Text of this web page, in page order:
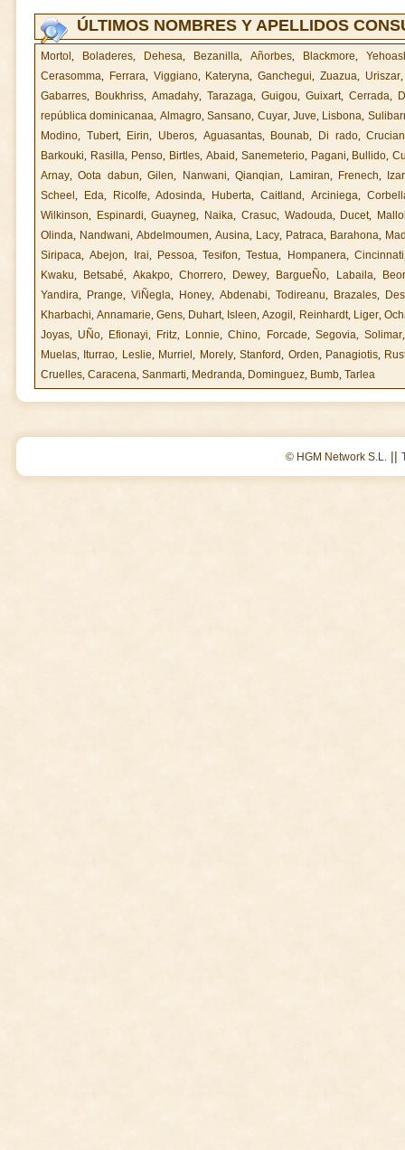
ÚLTIMOS NOMBRES Y APELLIDOS
Mortol , Boladeres, Dehesa, Bezanilla, Añorbes, Blackmore,
Cerasomma, Ferrara, Viggiano, Kateryna,Ganchegui,Zuazua, Uriszar
Gabarres, Boukhriss, Amadahy, Tarazaga, Guigou, Guixart, Cerrada,
república dominicanaa, Almagro,Sansano, Cuyar, Juve, Lisbona,
Modino, Tubert, Eirin, Uberos, Aguasantas, Bounab, Di rado,
Barkouki, Rasilla, Penso, Birtles, Abaid, Sanemeterio, Pagani, Bullido,
Arnay,Oota dabun,Gilen, Nanwani,Qianqian, Lamiran, Frenech,
Scheel , Eda, Ricolfe,Adosinda, Huberta,Caitland, Arciniega,
Wilkinson, Espinardi,Guayneg, Naika, Crasuc, Wadouda, Ducet,
Olinda, Nandwani, Abdelmoumen, Ausina, Lacy, Patraca, Barahona,
Siripaca,Abejon, Irai, Pessoa,Tesifon,Testua, Hompanera, Cincinnati
Kwaku, Betsabé,Akakpo,Chorrero, Dewey, BargueÑo, Labaila,
Yandira, Prange, ViÑegla, Honey, Abdenabi, Todireanu, Brazales,
Kharbachi,Annamarie,Gens, Duhart, Isleen,Azogil, Reinhardt, Liger,
Joyas, UÑo, Efionayi, Fritz, Lonnie,Chino, Forcade, Segovia, Solimar
Muelas, Iturrao, Leslie, Murriel, Morely,Stanford, Orden, Panagiotis,
Cruelles, Caracena, Sanmarti, Medranda, Dominguez, Bumb, Tarlea
© HGM Network S.L. ||